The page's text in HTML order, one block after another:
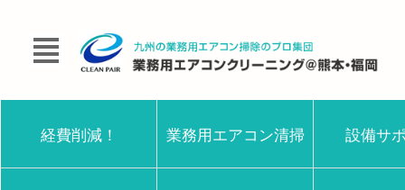
経費削減！ 業務用エアコン清掃 設備サ